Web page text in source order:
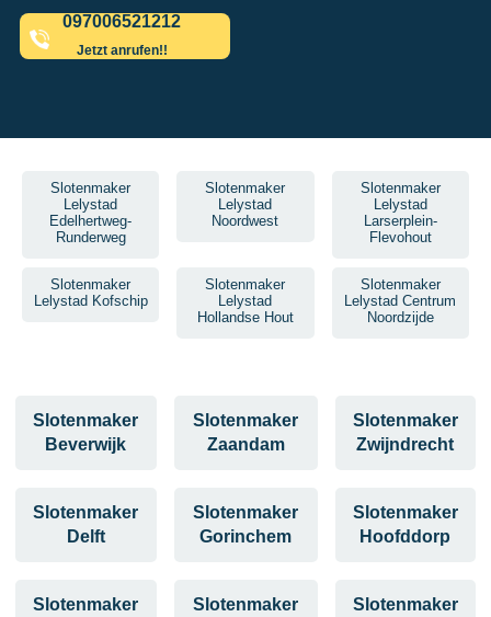
097006521212
Jetzt anrufen!!
Slotenmaker
Lelystad
Edelhertweg-
Runderweg
Slotenmaker
Lelystad
Noordwest
Slotenmaker
Lelystad
Larserplein-
Flevohout
Slotenmaker
Lelystad Kofschip
Slotenmaker
Lelystad
Hollandse Hout
Slotenmaker
Lelystad Centrum
Noordzijde
Slotenmaker
Beverwijk
Slotenmaker
Zaandam
Slotenmaker
Zwijndrecht
Slotenmaker
Delft
Slotenmaker
Gorinchem
Slotenmaker
Hoofddorp
Slotenmaker
Slotenmaker
Slotenmaker